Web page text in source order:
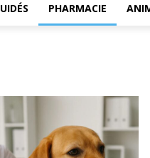
PHARMACIE